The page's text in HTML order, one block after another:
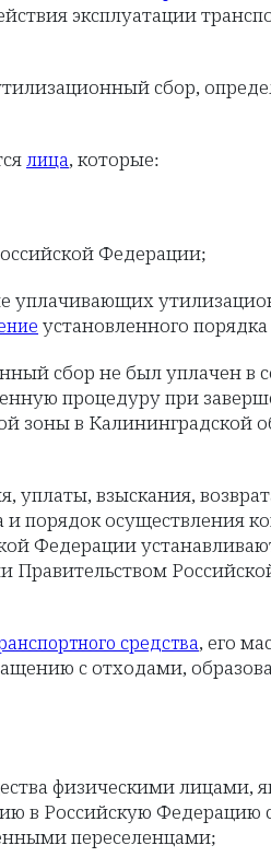
эксплуатации
сбор,
лица, которые:
Федерации;
установленного
сбор не был уплачен в
процедуру при
в Калининградской
уплаты, взыскания,
порядок осуществления
Федерации
средства, его
с отходами,
физическими
в Российскую
переселенцами;